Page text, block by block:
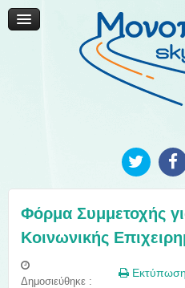
Μονοπάτια
Μονοπάτια
Ανακοινώσεις
Φωτογραφίες
Φόρμα Συμμετοχής
Κοινωνικής
Εκτύπωση
Δημοσιεύθηκε :